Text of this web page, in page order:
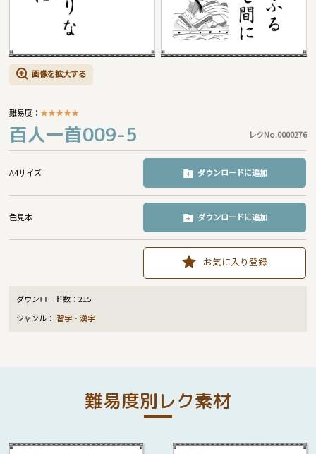
画像を拡大する
難易度：★★★★★
百人一首009-5 レクNo.0000276
A4サイズ ダウンロードに追加
色見本 ダウンロードに追加
お気に入り登録
ダウンロード数：215
ジャンル：習字・漢字
難易度別レク素材